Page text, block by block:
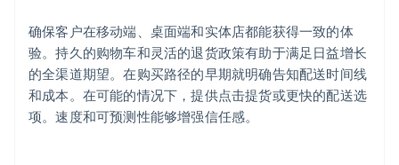
确保客户在移动端、桌面端和实体店都能获得一致的体
验。持久的购物车和灵活的退货政策有助于满足日益增长
的全渠道期望。在购买路径的早期就明确告知配送时间线
和成本。在可能的情况下，提供点击提货或更快的配送选
项。速度和可预测性能够增强信任感。